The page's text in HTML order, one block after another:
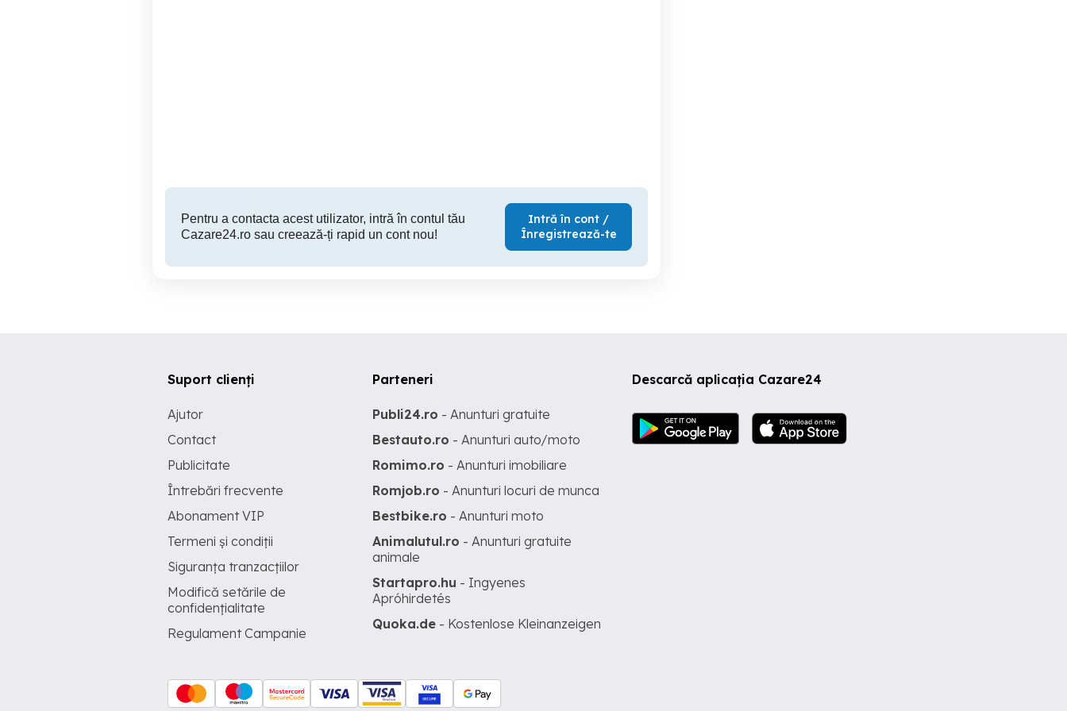
Pentru a contacta acest utilizator, intră în contul tău
Cazare24.ro sau creează-ți rapid un cont nou!
Intră în cont /
Înregistrează-te
Descarcă aplicația Cazare24
Suport clienți
Ajutor
Contact
Publicitate
Întrebări frecvente
Abonament VIP
Termeni și condiții
Siguranța tranzacțiilor
Modifică setările de
confidențialitate
Regulament Campanie
Parteneri
Publi24.ro - Anunturi gratuite
Bestauto.ro - Anunturi auto/moto
Romimo.ro - Anunturi imobiliare
Romjob.ro - Anunturi locuri de munca
Bestbike.ro - Anunturi moto
Animalutul.ro - Anunturi gratuite
animale
Startapro.hu - Ingyenes
Apróhirdetés
Quoka.de - Kostenlose Kleinanzeigen